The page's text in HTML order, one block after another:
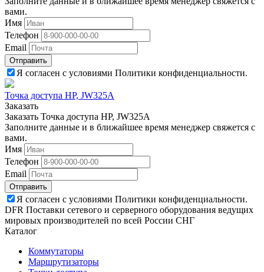
вами.
Имя
Телефон
Email
Отправить
Я согласен с условиями Политики конфиденциальности.
Точка доступа HP, JW325A
Заказать
Заказать Точка доступа HP, JW325A
Заполните данные и в ближайшее время менеджер свяжется с
вами.
Имя
Телефон
Email
Отправить
Я согласен с условиями Политики конфиденциальности.
DFR Поставки сетевого и серверного оборудования ведущих
мировых производителей по всей России СНГ
Каталог
Коммутаторы
Маршрутизаторы